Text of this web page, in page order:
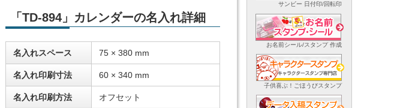
「TD-894」カレンダーの名入れ詳細
名入れスペース 75 × 380 mm
名入れ印刷寸法 60 × 340 mm
名入れ印刷方法 オフセット
サンビー 日付印/回転印
お名前シール/スタンプ 作成
子供喜ぶ！ごほうびスタンプ